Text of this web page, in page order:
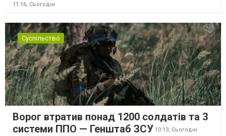
11:16, Сьогодні
Суспільство
Ворог втратив понад 1200 солдатів та 3
системи ППО — Генштаб ЗСУ 10:13, Сьогодні